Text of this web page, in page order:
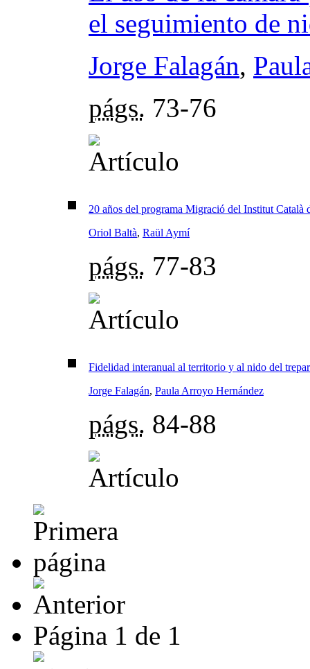
el seguimiento de
Jorge Falagán,
págs. 73-76
20 años del programa Migració del Institut Català
Oriol Baltà, Raül Aymí
págs. 77-83
Fidelidad interanual al territorio y al nido del
Jorge Falagán, Paula Arroyo Hernández
págs. 84-88
Página 1 de 1